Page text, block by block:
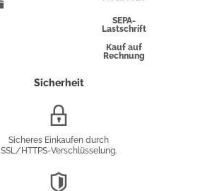
SEPA-
Lastschrift
Kauf auf
Rechnung
Sicherheit
Sicheres Einkaufen durch
SSL/HTTPS-Verschlüsselung.